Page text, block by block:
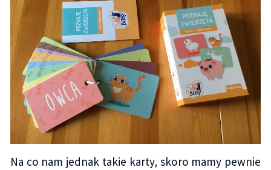
Na co nam jednak takie karty, skoro mamy pewnie